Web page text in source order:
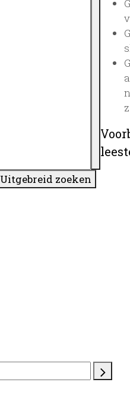
Uitgebreid zoeken